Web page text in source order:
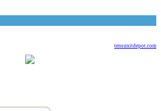
tensunitdepot.com